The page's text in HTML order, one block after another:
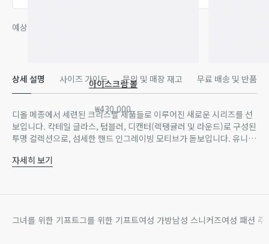
예상 수령일 : 8월 4일 이후
상세 설명 사이즈 가이드 문의 및 매장 재고 무료 배송 및 반품
디올 메종에서 세련된 크리스탈 제품들로 이루어진 새로운 시리즈를 선
보입니다. 칵테일 글라스, 텀블러, 디캔터(렉탱귤러 및 라운드)로 구성된
투명 컬렉션으로, 섬세한 핸드 인그레이빙 모티브가 돋보입니다. 유니크
티브와 같은 아이코닉한 디올 하우스 코드로 완성되었습니다.
크리스탈 100%
올 시그니처 형태 또는 마킹 위치가 이미지와 약간 다를 수 있음을 알려
자세히 보기
아이스크림 볼
₩430,000
그녀를 위한 기프트그를 위한 기프트여성 가방남성 스니커즈여성 패션 주